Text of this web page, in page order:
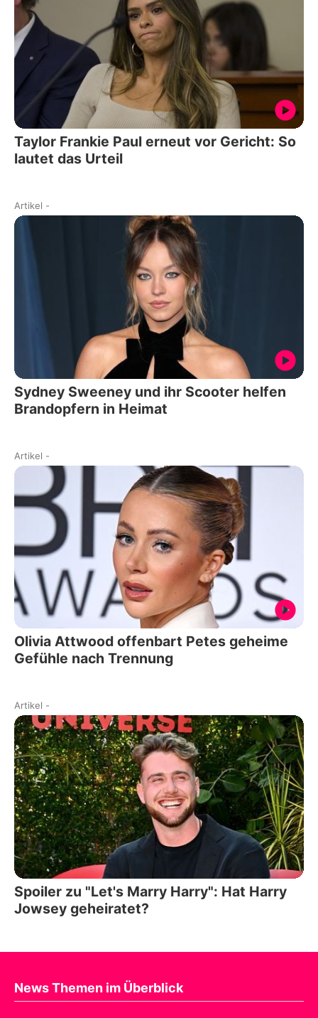
Taylor Frankie Paul erneut vor Gericht: So
lautet das Urteil
Artikel -
Sydney Sweeney und ihr Scooter helfen
Brandopfern in Heimat
Artikel -
Olivia Attwood offenbart Petes geheime
Gefühle nach Trennung
Artikel -
Spoiler zu "Let's Marry Harry": Hat Harry
Jowsey geheiratet?
News Themen im Überblick